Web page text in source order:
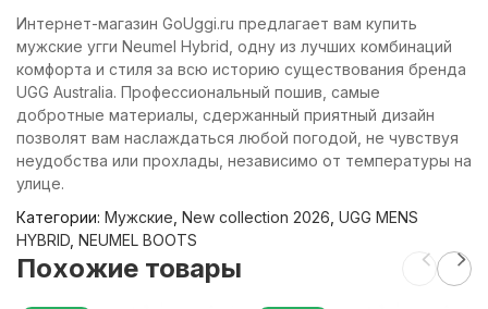
Интернет-магазин GoUggi.ru предлагает вам купить
мужские угги Neumel Hybrid, одну из лучших комбинаций
комфорта и стиля за всю историю существования бренда
UGG Australia. Профессиональный пошив, самые
добротные материалы, сдержанный приятный дизайн
позволят вам наслаждаться любой погодой, не чувствуя
неудобства или прохлады, независимо от температуры на
улице.
Категории: Мужские New collection 2026 UGG MENS
HYBRID NEUMEL BOOTS
Похожие товары